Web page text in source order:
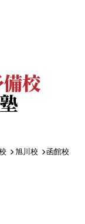
備校
旭川校
函館校